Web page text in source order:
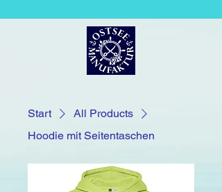
Start
All Products
Hoodie mit Seitentaschen